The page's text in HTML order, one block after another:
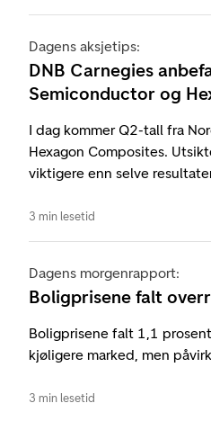
Dagens aksjetips:
DNB Carnegies
Semiconductor og
I dag kommer Q2-tall fra
Hexagon Composites.
viktigere enn selve
3 min lesetid
Dagens morgenrapport:
Boligprisene falt
Boligprisene falt 1,1
kjøligere marked, men
3 min lesetid